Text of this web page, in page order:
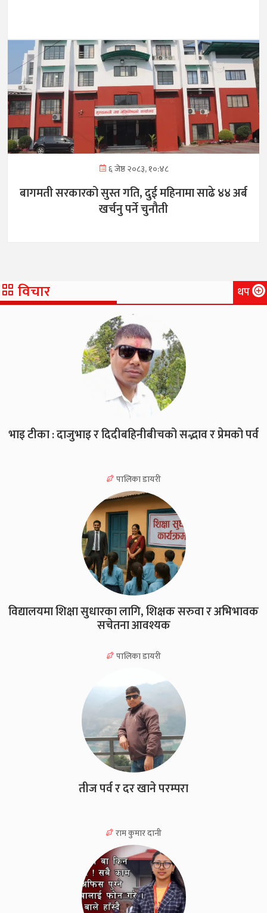
६ जेष्ठ २०८३, १०:४८
बागमती सरकारको सुस्त गति, दुई महिनामा साढे ४४ अर्ब
खर्चनु पर्ने चुनौती
विचार थप
भाइ टीका : दाजुभाइ र दिदीबहिनीबीचको सद्भाव र प्रेमको पर्व
पालिका डायरी
विद्यालयमा शिक्षा सुधारका लागि, शिक्षक सरुवा र अभिभावक
सचेतना आवश्यक
पालिका डायरी
तीज पर्व र दर खाने परम्परा
राम कुमार दानी